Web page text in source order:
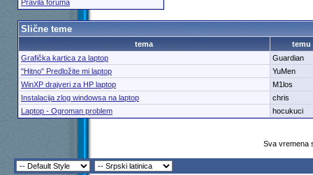
Pravila foruma
Slične teme
tema
temu
Grafička kartica za laptop
Guardian
"Hitno" Predložite mi laptop
YuMen
WinXP drajveri za HP laptop
M1los
Instalacija zlog windowsa na laptop
chris
Laptop - Ogroman problem
hocukuci
Sva vremena